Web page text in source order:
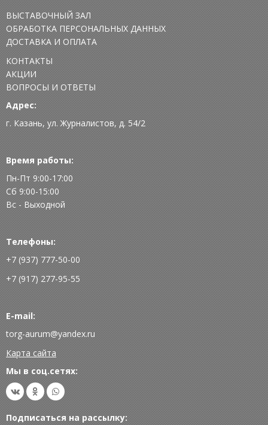
ВЫСТАВОЧНЫЙ ЗАЛ
ОБРАБОТКА ПЕРСОНАЛЬНЫХ ДАННЫХ
ДОСТАВКА И ОПЛАТА
КОНТАКТЫ
АКЦИИ
ВОПРОСЫ И ОТВЕТЫ
Адрес:
г. Казань, ул. Журналистов, д. 54/2
Время работы:
Пн-Пт 9:00-17:00
Сб 9:00-15:00
Вс - Выходной
Телефоны:
+7 (937) 777-50-00
+7 (917) 277-95-55
E-mail:
torg-aurum@yandex.ru
Карта сайта
Мы в соц.сетях:
Подписаться на рассылку: